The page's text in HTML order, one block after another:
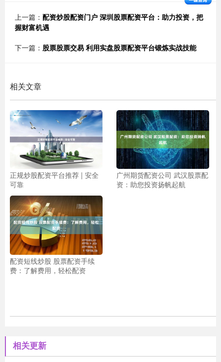
上一篇： 配资炒股配资门户 深圳股票配资平台：助力投资，把
握财富机遇
下一篇： 股票股票交易 利用实盘股票配资平台锻炼实战技能
相关文章
正规炒股配资平台推荐 | 安全
可靠
广州期货配资公司 武汉股票配
资：助您投资扬帆起航
配资短线炒股 股票配资手续
费：了解费用，轻松配资
相关更新